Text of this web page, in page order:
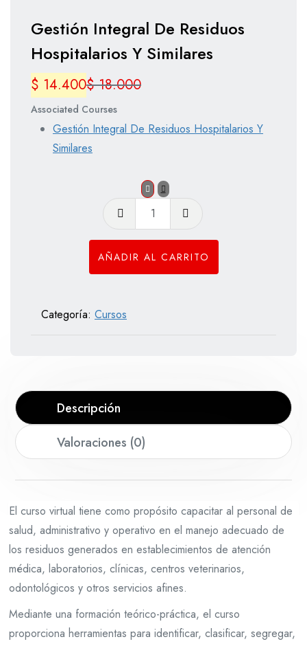
Gestión Integral De Residuos
Hospitalarios Y Similares
$18.000
$ 14.400
Associated Courses
Gestión Integral De Residuos Hospitalarios Y
Similares
Gestión
Integral
De
Residuos
AÑADIR AL CARRITO
Categoría: Cursos
Descripción
Valoraciones (0)
El curso virtual tiene como propósito capacitar al personal de
salud, administrativo y operativo en el manejo adecuado de
los residuos generados en establecimientos de atención
médica, laboratorios, clínicas, centros veterinarios,
odontológicos y otros servicios afines.
Mediante una formación teórico-práctica, el curso
proporciona herramientas para identificar, clasificar, segregar,